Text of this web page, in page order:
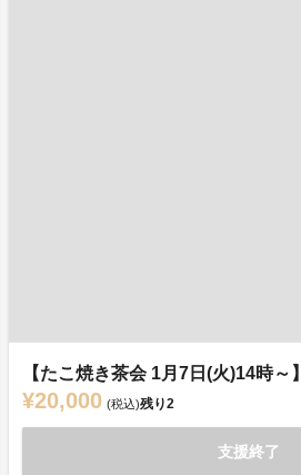
【たこ焼き茶会 1月7日(火)14時～】
¥20,000 (税込)残り2
支援終了